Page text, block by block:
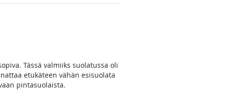
Tässä valmiiks suolatussa oli
etukäteen vähän esisuolata
pintasuolaista.